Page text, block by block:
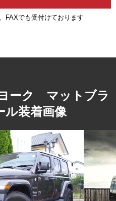
FAXでも受付けております
ーク マットブラ
ル装着画像